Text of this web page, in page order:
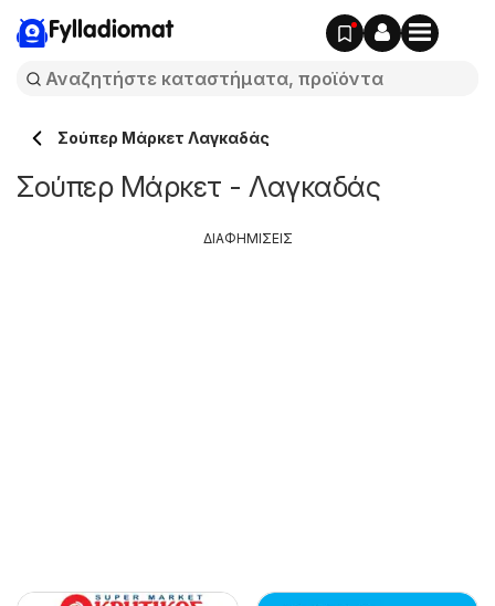
Fylladiomat
Σούπερ Μάρκετ Λαγκαδάς
Σούπερ Μάρκετ - Λαγκαδάς
ΔΙΑΦΗΜΙΣΕΙΣ